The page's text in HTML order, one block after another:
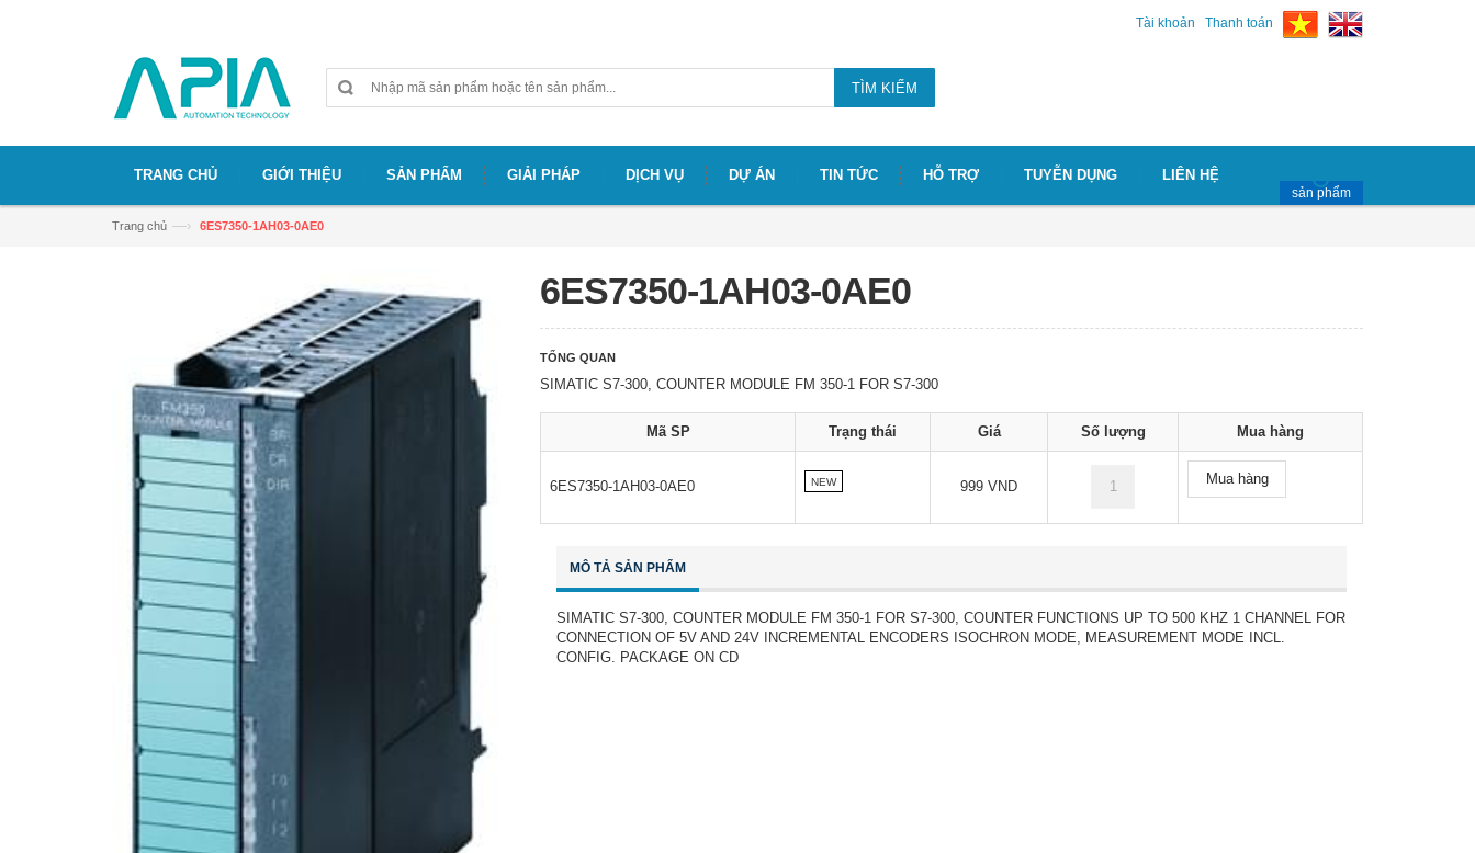
Tài khoản Thanh toán
TÌM KIẾM
TRANG CHỦ GIỚI THIỆU SẢN PHẨM GIẢI PHÁP DỊCH VỤ DỰ ÁN TIN TỨC HỖ TRỢ TUYỄN DỤNG LIÊN HỆ
sản phẩm
Trang chủ —› 6ES7350-1AH03-0AE0
6ES7350-1AH03-0AE0
TỔNG QUAN
SIMATIC S7-300, COUNTER MODULE FM 350-1 FOR S7-300
Mã SP Trạng thái Giá Số lượng Mua hàng
6ES7350-1AH03-0AE0 NEW 999 VND Mua hàng
MÔ TẢ SẢN PHẨM
SIMATIC S7-300, COUNTER MODULE FM 350-1 FOR S7-300, COUNTER FUNCTIONS UP TO 500 KHZ 1 CHANNEL FOR
CONNECTION OF 5V AND 24V INCREMENTAL ENCODERS ISOCHRON MODE, MEASUREMENT MODE INCL.
CONFIG. PACKAGE ON CD